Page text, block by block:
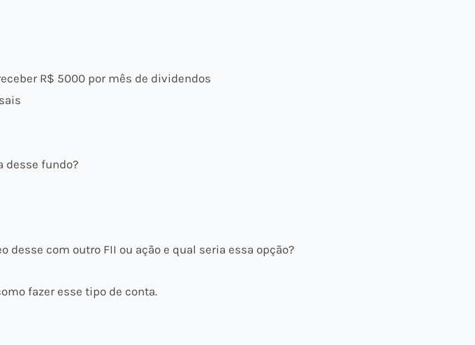
R$ 5000 por mês de dividendos
desse fundo?
com outro FII ou ação e qual seria essa opção?
fazer esse tipo de conta.